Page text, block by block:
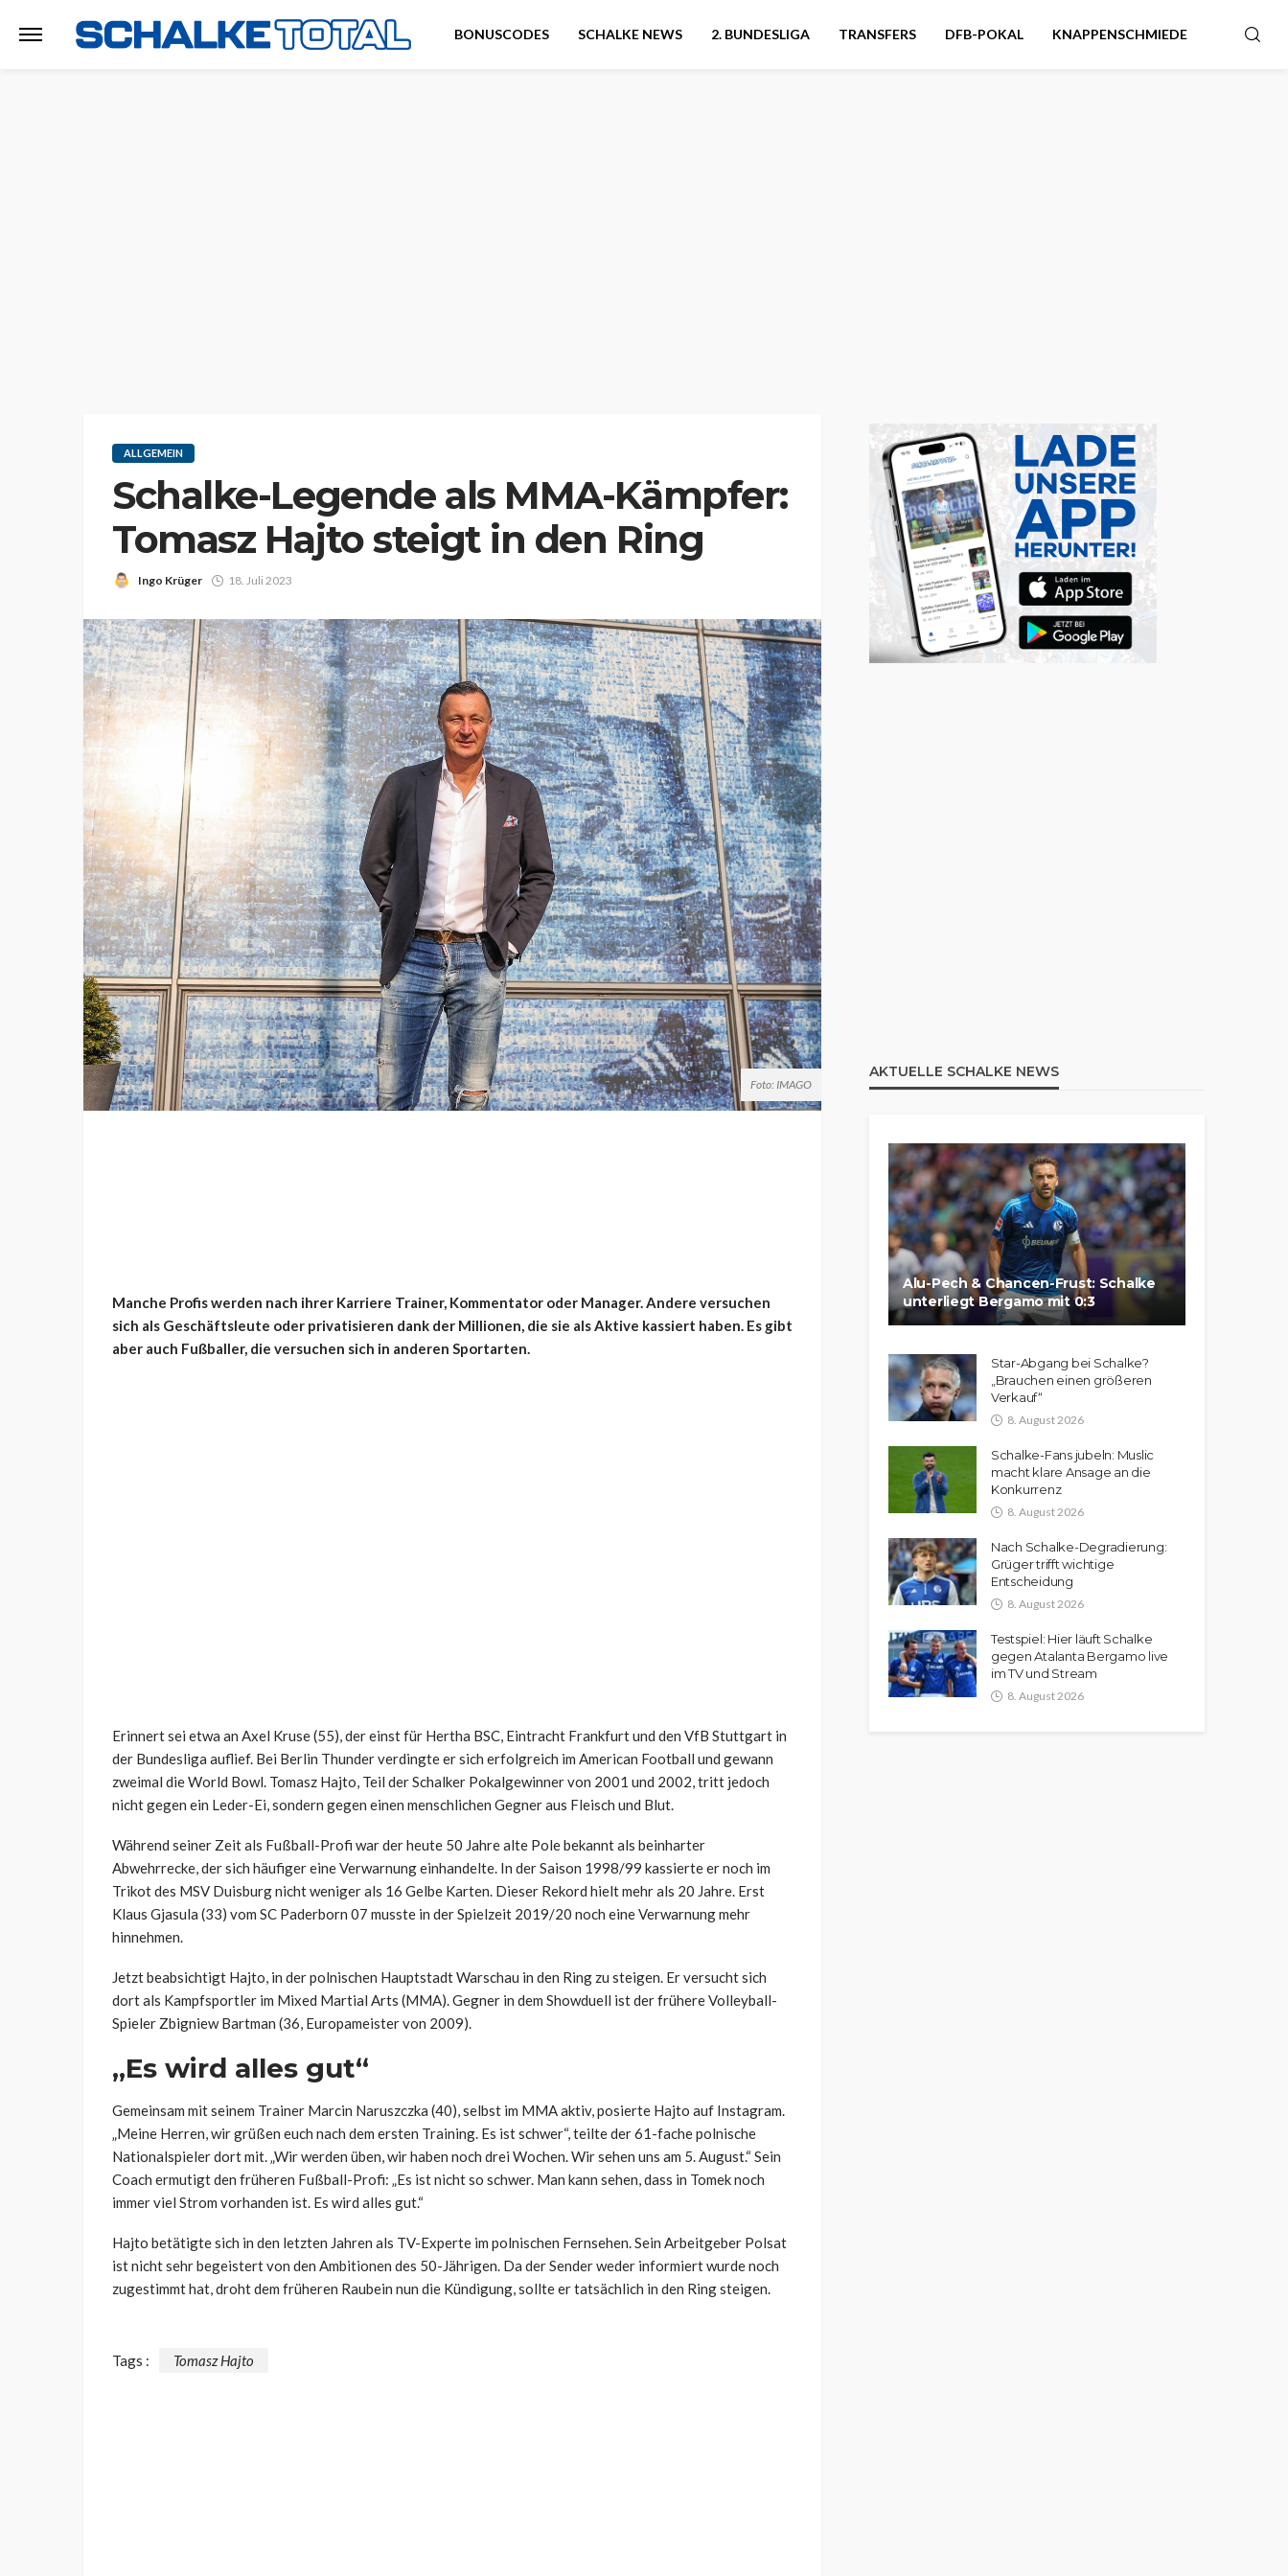
BONUSCODES SCHALKE NEWS 2. BUNDESLIGA TRANSFERS DFB-POKAL KNAPPENSCHMIEDE
ALLGEMEIN
Schalke-Legende als MMA-Kämpfer:
Tomasz Hajto steigt in den Ring
Ingo Krüger 18. Juli 2023
Foto: IMAGO
Manche Profis werden nach ihrer Karriere Trainer, Kommentator oder Manager. Andere versuchen
sich als Geschäftsleute oder privatisieren dank der Millionen, die sie als Aktive kassiert haben. Es gibt
aber auch Fußballer, die versuchen sich in anderen Sportarten.
Erinnert sei etwa an Axel Kruse (55), der einst für Hertha BSC, Eintracht Frankfurt und den VfB Stuttgart in
der Bundesliga auflief. Bei Berlin Thunder verdingte er sich erfolgreich im American Football und gewann
zweimal die World Bowl. Tomasz Hajto, Teil der Schalker Pokalgewinner von 2001 und 2002, tritt jedoch
nicht gegen ein Leder-Ei, sondern gegen einen menschlichen Gegner aus Fleisch und Blut.
Während seiner Zeit als Fußball-Profi war der heute 50 Jahre alte Pole bekannt als beinharter
Abwehrrecke, der sich häufiger eine Verwarnung einhandelte. In der Saison 1998/99 kassierte er noch im
Trikot des MSV Duisburg nicht weniger als 16 Gelbe Karten. Dieser Rekord hielt mehr als 20 Jahre. Erst
Klaus Gjasula (33) vom SC Paderborn 07 musste in der Spielzeit 2019/20 noch eine Verwarnung mehr
hinnehmen.
Jetzt beabsichtigt Hajto, in der polnischen Hauptstadt Warschau in den Ring zu steigen. Er versucht sich
dort als Kampfsportler im Mixed Martial Arts (MMA). Gegner in dem Showduell ist der frühere Volleyball-
Spieler Zbigniew Bartman (36, Europameister von 2009).
„Es wird alles gut“
Gemeinsam mit seinem Trainer Marcin Naruszczka (40), selbst im MMA aktiv, posierte Hajto auf Instagram.
„Meine Herren, wir grüßen euch nach dem ersten Training. Es ist schwer“, teilte der 61-fache polnische
Nationalspieler dort mit. „Wir werden üben, wir haben noch drei Wochen. Wir sehen uns am 5. August.“ Sein
Coach ermutigt den früheren Fußball-Profi: „Es ist nicht so schwer. Man kann sehen, dass in Tomek noch
immer viel Strom vorhanden ist. Es wird alles gut.“
Hajto betätigte sich in den letzten Jahren als TV-Experte im polnischen Fernsehen. Sein Arbeitgeber Polsat
ist nicht sehr begeistert von den Ambitionen des 50-Jährigen. Da der Sender weder informiert wurde noch
zugestimmt hat, droht dem früheren Raubein nun die Kündigung, sollte er tatsächlich in den Ring steigen.
Tags : Tomasz Hajto
AKTUELLE SCHALKE NEWS
Alu-Pech & Chancen-Frust: Schalke
unterliegt Bergamo mit 0:3
Star-Abgang bei Schalke?
„Brauchen einen größeren
Verkauf“
8. August 2026
Schalke-Fans jubeln: Muslic
macht klare Ansage an die
Konkurrenz
8. August 2026
Nach Schalke-Degradierung:
Grüger trifft wichtige
Entscheidung
8. August 2026
Testspiel: Hier läuft Schalke
gegen Atalanta Bergamo live
im TV und Stream
8. August 2026